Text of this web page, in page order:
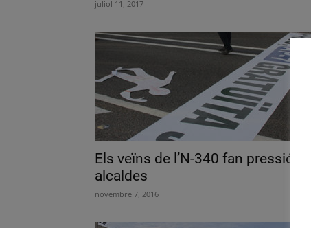
juliol 11, 2017
Els veïns de l’N-340 fan pressió als
alcaldes
novembre 7, 2016